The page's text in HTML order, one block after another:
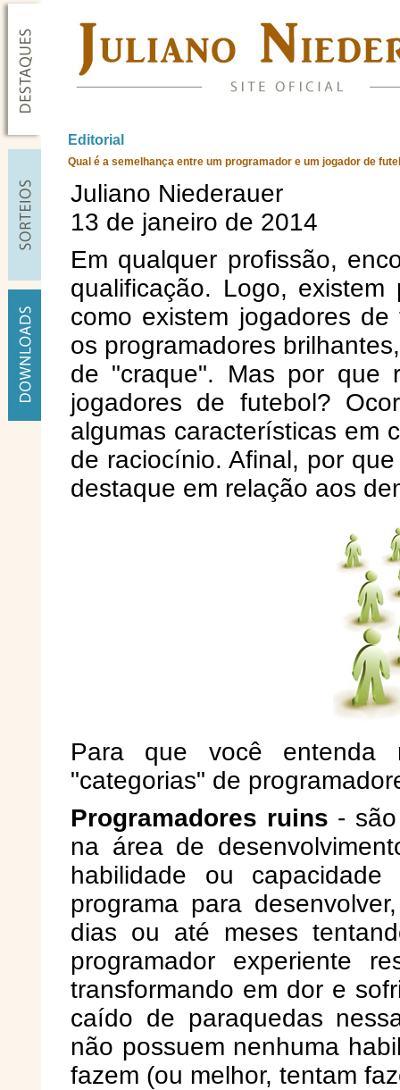
Editorial
Qual é a semelhança entre um programador e um jogador de
Juliano Niederauer
13 de janeiro de 2014
Em qualquer profissão,
qualificação. Logo,
como existem jogadores
os programadores
de "craque". Mas por que
jogadores de futebol?
algumas características em
de raciocínio. Afinal, por
destaque em relação aos
Para que você entenda
"categorias" de
Programadores ruins -
na área de
habilidade ou
programa para
dias ou até meses
programador experiente
transformando em dor e
caído de paraquedas
não possuem nenhuma
fazem (ou melhor, tentam